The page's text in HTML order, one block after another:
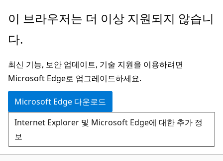
주
콘
츠
로
건
너
뛰
기
이 브라우저는 더 이상 지원되지 않습니
다.
최신 기능, 보안 업데이트, 기술 지원을 이용하려면
Microsoft Edge로 업그레이드하세요.
Microsoft Edge 다운로드
Internet Explorer 및 Microsoft Edge에 대한 추가 정
보